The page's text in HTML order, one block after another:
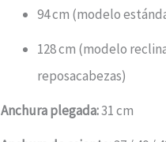
94 cm (modelo
128 cm (modelo
reposacabezas)
Anchura plegada:31 cm